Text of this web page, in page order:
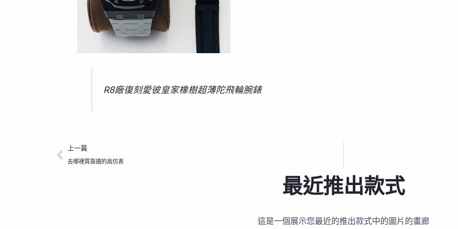
R8廠復刻愛彼皇家橡樹超薄陀飛輪腕錶
上一頁
上一篇
去哪裡買靠譜的高仿表
最近推出款式
這是一個展示您最近的推出款式中的圖片的畫廊